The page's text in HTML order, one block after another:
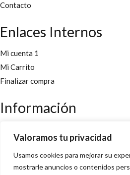
Valoramos tu privacidad
Usamos cookies para mejorar su
mostrarle anuncios o contenidos
Contacto
Enlaces Internos
Mi cuenta 1
Mi Carrito
Finalizar compra
Información
Políticas y cookies
Política de privacidad y condiciones